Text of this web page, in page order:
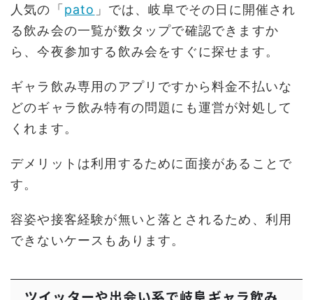
人気の「pato 」では、岐阜でその日に開催され
る飲み会の一覧が数タップで確認できますか
ら、今夜参加する飲み会をすぐに探せます。
ギャラ飲み専用のアプリですから料金不払いな
どのギャラ飲み特有の問題にも運営が対処して
くれます。
デメリットは利用するために面接があることで
す。
容姿や接客経験が無いと落とされるため、利用
できないケースもあります。
ツイッターや出会い系で岐阜ギャラ飲み